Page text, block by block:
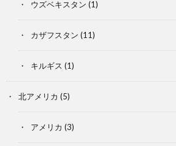
ウズベキスタン (1)
カザフスタン (11)
キルギス (1)
北アメリカ (5)
アメリカ (3)